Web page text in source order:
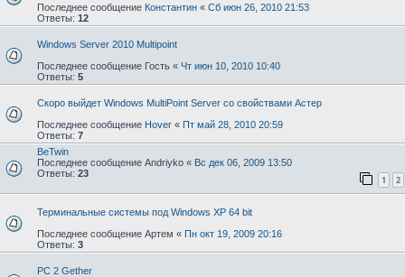
Последнее сообщение Константин « Сб июн 26, 2010 21:53
Ответы: 12
Windows Server 2010 Multipoint
Последнее сообщение Гость « Чт июн 10, 2010 10:40
Ответы: 5
Скоро выйдет Windows MultiPoint Server со свойствами Астер
Последнее сообщение Hover « Пт май 28, 2010 20:59
Ответы: 7
BeTwin
Последнее сообщение Andriyko « Вс дек 06, 2009 13:50
Ответы: 23
1 2
Терминальные системы под Windows XP 64 bit
Последнее сообщение Артем « Пн окт 19, 2009 20:16
Ответы: 3
PC 2 Gether